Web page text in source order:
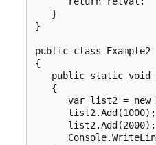
   }
}
public class Example2
{
public static void
   {
var list2 = new
      list2.Add(1000);
      list2.Add(2000);